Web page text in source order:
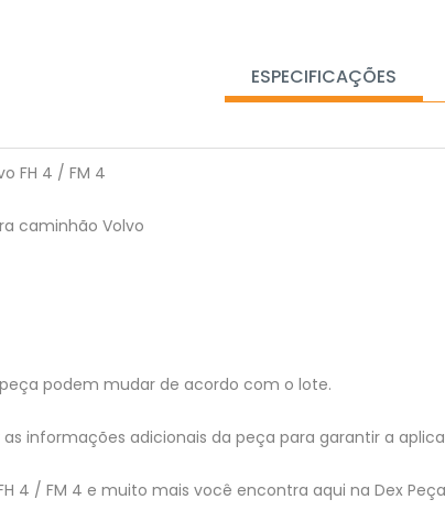
ESPECIFICAÇÕES
FH 4 / FM 4
caminhão Volvo
podem mudar de acordo com o lote.
informações adicionais da peça para garantir a
4 / FM 4 e muito mais você encontra aqui na Dex